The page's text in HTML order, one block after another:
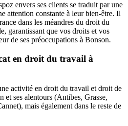
envers ses clients se traduit par une
attention constante à leur bien-être. Il
dans les méandres du droit du
garantissant que vos droits et vos
de ses préoccupations à Bonson.
en droit du travail à
activité en droit du travail et droit de
et ses alentours (Antibes, Grasse,
mais également dans le reste de